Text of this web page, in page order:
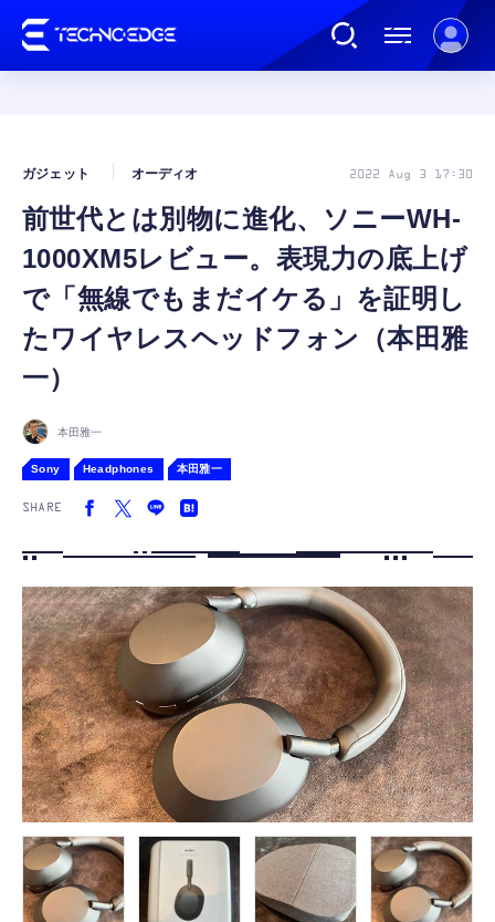
AI
ガジェット
ゲーム
FOLLOW US
前世代とは別物に進化、ソニーWH-
1000XM5レビュー。表現力の底上げ
で「無線でもまだイケる」を証明し
たワイヤレスヘッドフォン（本田雅
一）
ガジェット オーディオ 2022 Aug 3 17:30
本田雅一
Sony Headphones 本田雅一
SHARE